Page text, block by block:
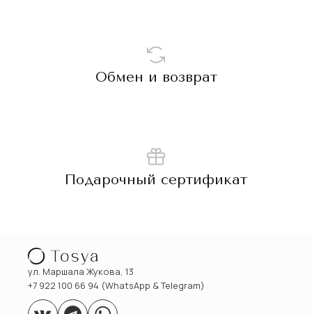
Обмен и возврат
Подарочный сертификат
ул. Маршала Жукова, 13
+7 922 100 66 94 (WhatsApp & Telegram)